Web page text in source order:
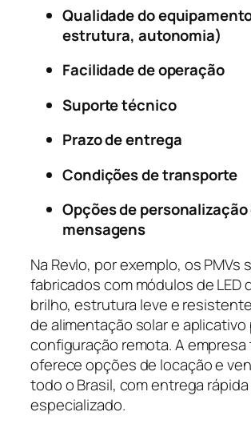
Qualidade do
estrutura, autonomia)
Facilidade de operação
Suporte técnico
Prazo de entrega
Condições de transporte
Opções de personalização
mensagens
Na Revlo, por exemplo, os PMVs
fabricados com módulos de LED
brilho, estrutura leve e
de alimentação solar e aplicativo
configuração remota. A empresa
oferece opções de locação e
todo o Brasil, com entrega
especializado.